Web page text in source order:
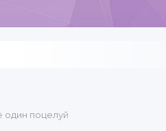
один поцелуй